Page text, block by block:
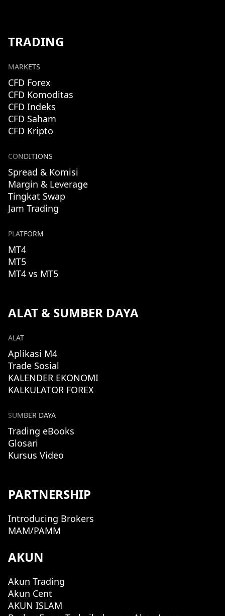
TRADING
MARKETS
CFD Forex
CFD Komoditas
CFD Indeks
CFD Saham
CFD Kripto
CONDITIONS
Spread & Komisi
Margin & Leverage
Tingkat Swap
Jam Trading
PLATFORM
MT4
MT5
MT4 vs MT5
ALAT & SUMBER DAYA
ALAT
Aplikasi M4
Trade Sosial
KALENDER EKONOMI
KALKULATOR FOREX
SUMBER DAYA
Trading eBooks
Glosari
Kursus Video
PARTNERSHIP
Introducing Brokers
MAM/PAMM
AKUN
Akun Trading
Akun Cent
AKUN ISLAM